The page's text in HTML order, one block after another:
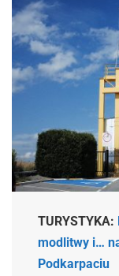
TURYSTYKA:
modlitwy i…
Podkarpaciu